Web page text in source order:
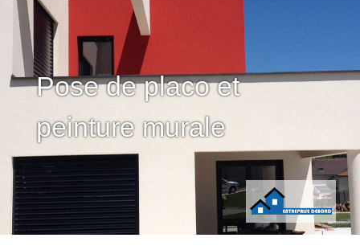
Pose de placo et
peinture murale